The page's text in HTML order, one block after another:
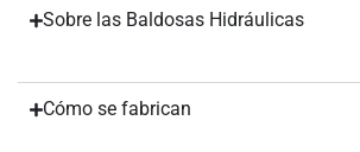
Sobre las Baldosas Hidráulicas
Cómo se fabrican